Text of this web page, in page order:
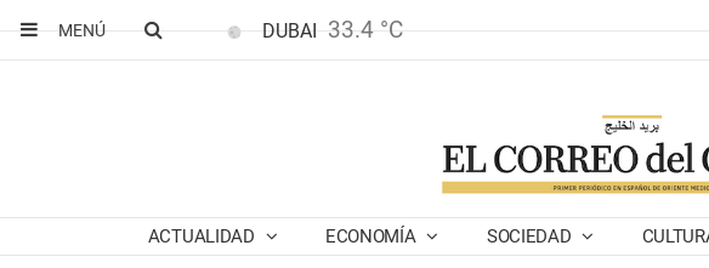
MENÚ
DUBAI 33.4 °C
ACTUALIDAD ECONOMÍA SOCIEDAD